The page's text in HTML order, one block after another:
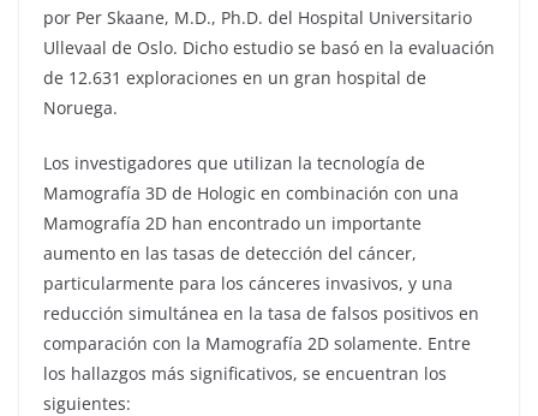
por Per Skaane, M.D., Ph.D. del Hospital Universitario
Ullevaal de Oslo. Dicho estudio se basó en la evaluación
de 12.631 exploraciones en un gran hospital de
Noruega.
Los investigadores que utilizan la tecnología de
Mamografía 3D de Hologic en combinación con una
Mamografía 2D han encontrado un importante
aumento en las tasas de detección del cáncer,
particularmente para los cánceres invasivos, y una
reducción simultánea en la tasa de falsos positivos en
comparación con la Mamografía 2D solamente. Entre
los hallazgos más significativos, se encuentran los
siguientes: